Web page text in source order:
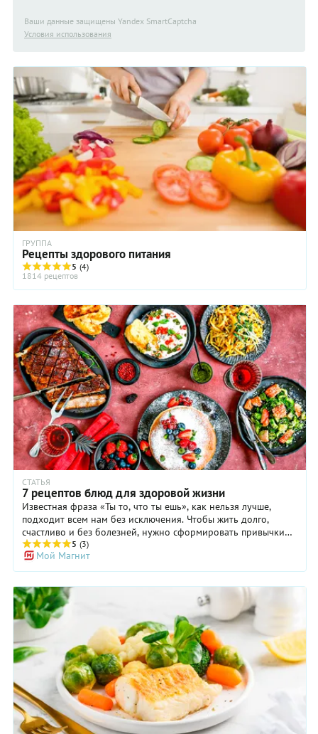
Ваши данные защищены Yandex SmartCaptcha
Условия использования
ГРУППА
Рецепты здорового питания
5 (4)
1814 рецептов
СТАТЬЯ
7 рецептов блюд для здоровой жизни
Известная фраза «Ты то, что ты ешь», как нельзя лучше,
подходит всем нам без исключения. Чтобы жить долго,
счастливо и без болезней, нужно сформировать привычки
здоровой жизни. И в первую очередь – озаботиться своим
питанием. Здоровая и при этом максимально разнообразная
еда может быть такой вкусной, что вы даже не заметите, как
вредные и не очень правильные продукты уйдут из вашего
повседневного рациона. Чтобы этот переход к здоровой
жизни прошел без тягостных гастрономических лишений,
предлагаем вам меню из супер вкусных блюд, которое
подойдет и на каждый день, и для праздничного стола.
Большинство рецептов из нашей подборки наверняка вам
знакомо, мы постарались лишь обогатить их вкус с помощью
новых ингредиентов, в том числе – суперфудов.
5 (3)
Мой Магнит